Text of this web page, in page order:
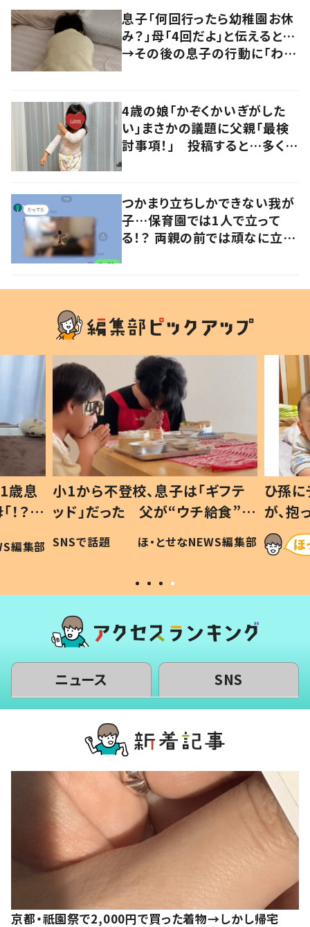
息子「何回行ったら幼稚園お休
み？」母「4回だよ」と伝えると…
→その後の息子の行動に「わか
4歳の娘「かぞくかいぎがした
い」まさかの議題に父親「最検
討事項！」 投稿すると…多くの
つかまり立ちしかできない我が
子…保育園では1人で立って
る！？ 両親の前では頑なに立た
歳息
？」
編集部
小1から不登校、息子は「ギフテ
ッド」だった 父が“ウチ給食”を
作り続ける理由とは #令和の親
#令和の子
SNSで話題 ほ・とせなNEWS編集部
ひ孫
が、
「涙が
い」
ニュース SNS
京都・祇園祭で2,000円で買った着物→しかし帰宅